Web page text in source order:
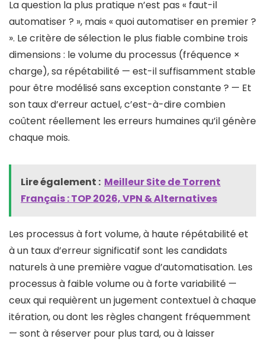
La question la plus pratique n’est pas « faut-il
automatiser ? », mais « quoi automatiser en premier ?
». Le critère de sélection le plus fiable combine trois
dimensions : le volume du processus (fréquence ×
charge), sa répétabilité — est-il suffisamment stable
pour être modélisé sans exception constante ? — Et
son taux d’erreur actuel, c’est-à-dire combien
coûtent réellement les erreurs humaines qu’il génère
chaque mois.
Lire également : Meilleur Site de Torrent
Français : TOP 2026, VPN & Alternatives
Les processus à fort volume, à haute répétabilité et
à un taux d’erreur significatif sont les candidats
naturels à une première vague d’automatisation. Les
processus à faible volume ou à forte variabilité —
ceux qui requièrent un jugement contextuel à chaque
itération, ou dont les règles changent fréquemment
— sont à réserver pour plus tard, ou à laisser